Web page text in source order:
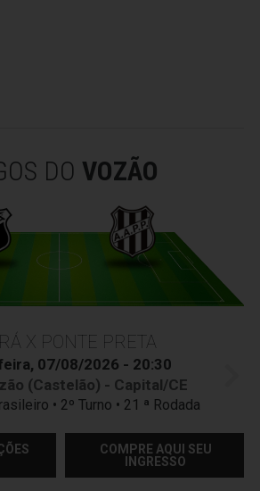
DO VOZÃO
X PONTE PRETA
07/08/2026 - 20:30
(Castelão) - Capital/CE
• 2º Turno • 21 ª Rodada
COMPRE AQUI SEU
INGRESSO